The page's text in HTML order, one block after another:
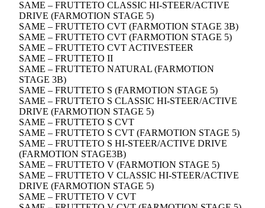
SAME – FRUTTETO CLASSIC HI-STEER/ACTIVE
DRIVE (FARMOTION STAGE 5)
SAME – FRUTTETO CVT (FARMOTION STAGE 3B)
SAME – FRUTTETO CVT (FARMOTION STAGE 5)
SAME – FRUTTETO CVT ACTIVESTEER
SAME – FRUTTETO II
SAME – FRUTTETO NATURAL (FARMOTION
STAGE 3B)
SAME – FRUTTETO S (FARMOTION STAGE 5)
SAME – FRUTTETO S CLASSIC HI-STEER/ACTIVE
DRIVE (FARMOTION STAGE 5)
SAME – FRUTTETO S CVT
SAME – FRUTTETO S CVT (FARMOTION STAGE 5)
SAME – FRUTTETO S HI-STEER/ACTIVE DRIVE
(FARMOTION STAGE3B)
SAME – FRUTTETO V (FARMOTION STAGE 5)
SAME – FRUTTETO V CLASSIC HI-STEER/ACTIVE
DRIVE (FARMOTION STAGE 5)
SAME – FRUTTETO V CVT